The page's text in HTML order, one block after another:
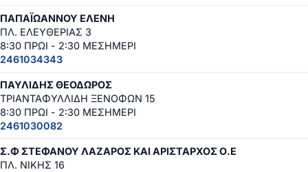
ΠΑΠΑΪΩΑΝΝΟΥ ΕΛΕΝΗ
ΠΛ. ΕΛΕΥΘΕΡΙΑΣ 3
8:30 ΠΡΩΙ - 2:30 ΜΕΣΗΜΕΡΙ
2461034343
ΠΑΥΛΙΔΗΣ ΘΕΟΔΩΡΟΣ
ΤΡΙΑΝΤΑΦΥΛΛΙΔΗ ΞΕΝΟΦΩΝ 15
8:30 ΠΡΩΙ - 2:30 ΜΕΣΗΜΕΡΙ
2461030082
Σ.Φ ΣΤΕΦΑΝΟΥ ΛΑΖΑΡΟΣ ΚΑΙ ΑΡΙΣΤΑΡΧΟΣ Ο.Ε
ΠΛ. ΝΙΚΗΣ 16